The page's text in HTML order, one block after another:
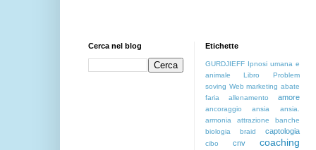
Cerca nel blog Etichette
GURDJIEFF Ipnosi umana e
animale
Libro
Problem
soving Web marketing abate
faria
allenamento amore
ancoraggio ansia
ansia.
armonia
attrazione
banche
biologia
braid captologia
cibo cnv coaching